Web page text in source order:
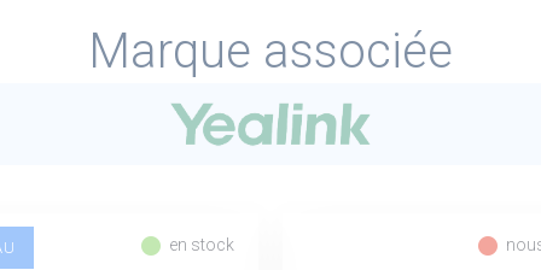
Marque associée
fiber_manual_record en stock fiber_manual_record